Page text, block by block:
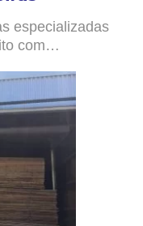
especializadas
com…